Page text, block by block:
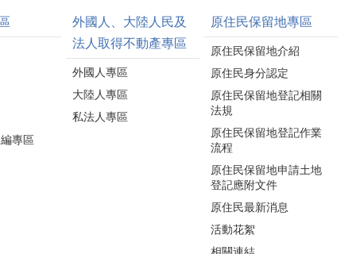
專區
外國人、大陸人民及
法人取得不動產專區
外國人專區
大陸人專區
私法人專區
原住民保留地專區
原住民保留地介紹
原住民身分認定
原住民保留地登記相關
法規
原住民保留地登記作業
流程
原住民保留地申請土地
登記應附文件
原住民最新消息
活動花絮
相關連結